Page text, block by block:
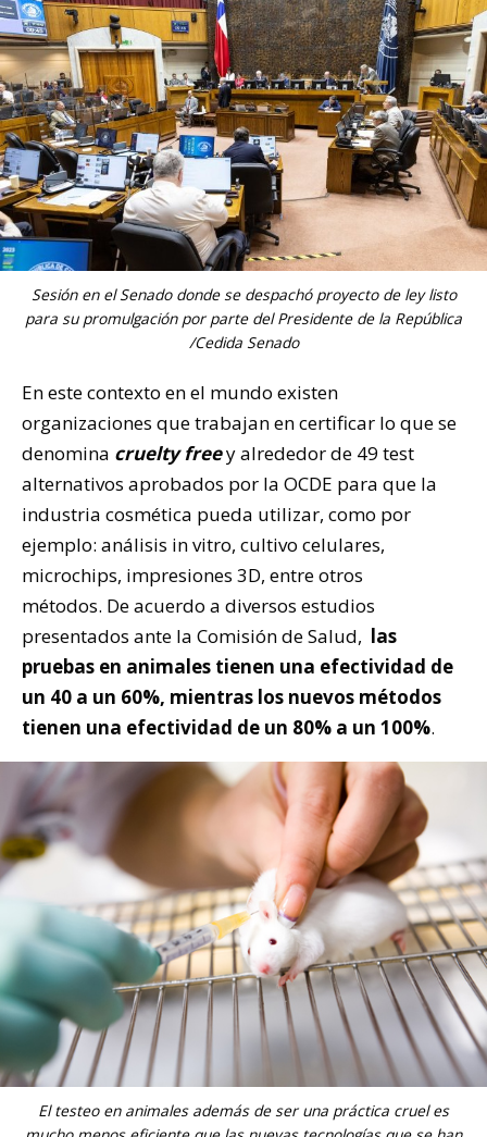
Sesión en el Senado donde se despachó proyecto de ley listo
para su promulgación por parte del Presidente de la República
/Cedida Senado
En este contexto en el mundo existen
organizaciones que trabajan en certificar lo que se
denomina cruelty freey alrededor de 49 test
alternativos aprobados por la OCDE para que la
industria cosmética pueda utilizar, como por
ejemplo: análisis in vitro, cultivo celulares,
microchips, impresiones 3D, entre otros
métodos. De acuerdo a diversos estudios
presentados ante la Comisión de Salud, las
pruebas en animales tienen una efectividad de
un 40 a un 60%, mientras los nuevos métodos
tienen una efectividad de un 80% a un 100%.
El testeo en animales además de ser una práctica cruel es